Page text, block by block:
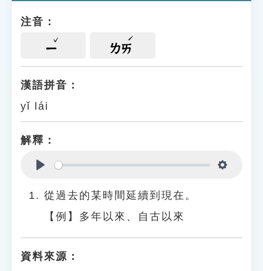
遊戲專區
貓頭鷹博士
注音：
ㄧ ㄌㄞ
漢語拼音：
yǐ lái
解釋：
從過去的某時間延續到現在。
【例】多年以來、自古以來
資料來源：